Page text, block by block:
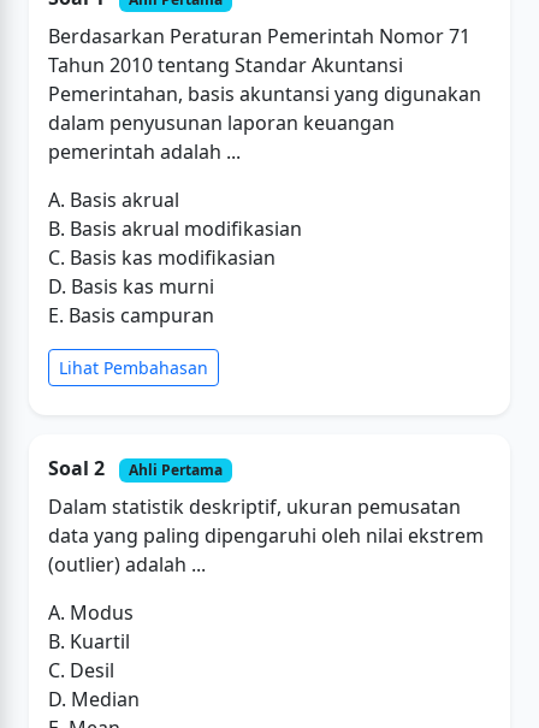
Berdasarkan Peraturan Pemerintah Nomor 71
Tahun 2010 tentang Standar Akuntansi
Pemerintahan, basis akuntansi yang digunakan
dalam penyusunan laporan keuangan
pemerintah adalah ...
A. Basis akrual
B. Basis akrual modifikasian
C. Basis kas modifikasian
D. Basis kas murni
E. Basis campuran
Lihat Pembahasan
Soal 2 Ahli Pertama
Dalam statistik deskriptif, ukuran pemusatan
data yang paling dipengaruhi oleh nilai ekstrem
(outlier) adalah ...
A. Modus
B. Kuartil
C. Desil
D. Median